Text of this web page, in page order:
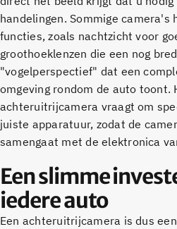
handelingen. Sommige camera's
functies, zoals nachtzicht voor
groothoeklenzen die een nog
"vogelperspectief" dat een
omgeving rondom de auto toont.
achteruitrijcamera vraagt om
juiste apparatuur, zodat de
samengaat met de elektronica
Een slimme
iedere auto
Een achteruitrijcamera is dus